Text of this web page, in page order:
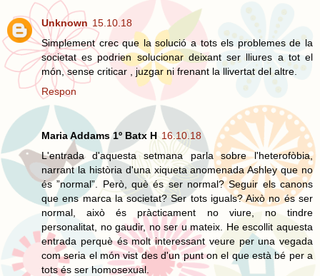
Unknown 15.10.18
Simplement crec que la solució a tots els problemes de la
societat es podrien solucionar deixant ser lliures a tot el
món, sense criticar , juzgar ni frenant la llivertat del altre.
Respon
Maria Addams 1º Batx H 16.10.18
L'entrada d'aquesta setmana parla sobre l'heterofòbia,
narrant la història d'una xiqueta anomenada Ashley que no
és ”normal”. Però, què és ser normal? Seguir els canons
que ens marca la societat? Ser tots iguals? Això no és ser
normal, això és pràcticament no viure, no tindre
personalitat, no gaudir, no ser u mateix. He escollit aquesta
entrada perquè és molt interessant veure per una vegada
com seria el món vist des d'un punt on el que està bé per a
tots és ser homosexual.